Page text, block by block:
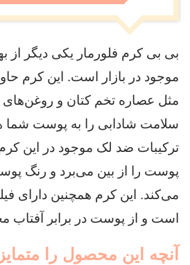
بی بی کرم فلورمار یکی دیگر از
موجود در بازار است. این کرم
مثل عصاره تخم کتان و
سلامت شادابی را به پوست شما
ترکیبات ضد لک موجود در این
پوست را از بین می‌برد و رنگ
می‌کند. این کرم همچنین دارای
است و از پوست در برابر
آنچه این محصول را